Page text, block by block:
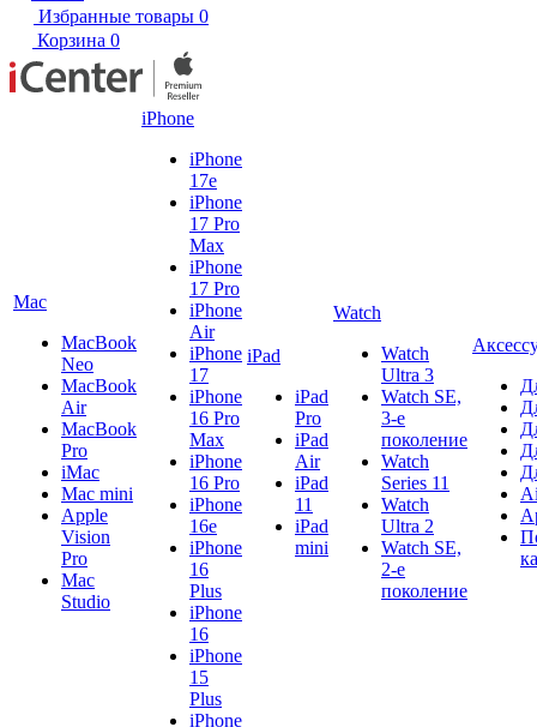
Избранные товары 0
Корзина 0
Mac
MacBook
Neo
MacBook
Air
MacBook
Pro
iMac
Mac mini
Apple
Vision
Pro
Mac
Studio
iPhone
iPhone
17e
iPhone
17 Pro
Max
iPhone
17 Pro
iPhone
Air
iPhone
17
iPhone
16 Pro
Max
iPhone
16 Pro
iPhone
16e
iPhone
16
Plus
iPhone
16
iPhone
15
Plus
iPhone
iPad
iPad
Pro
iPad
Air
iPad
11
iPad
mini
Watch
Watch
Ultra 3
Watch SE,
3-е
поколение
Watch
Series 11
Watch
Ultra 2
Watch SE,
2-е
поколение